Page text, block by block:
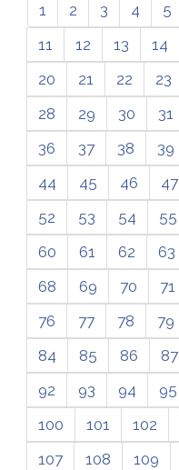
1 2 3 4 5
11
12 13 14
20
21 22 23
28
29 30 31
36
37 38 39
44
45 46 47
52
53 54 55
60
61 62 63
68
69 70 71
76
77 78 79
84
85 86 87
92
93 94 95
100
101 102
107
108 109